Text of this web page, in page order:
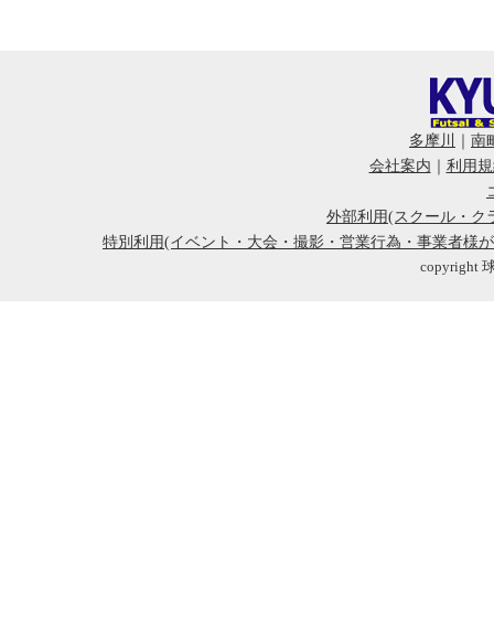
多摩川
南
会社案内
利用
外部利用(スクール・ク
特別利用(イベント・大会・撮影・営業行為・事業者様
copyright